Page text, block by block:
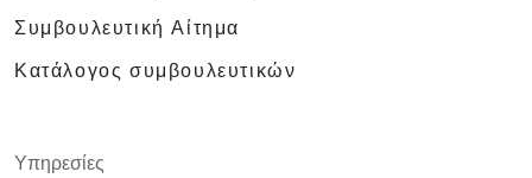
Συμβουλευτική Αίτημα
Κατάλογος συμβουλευτικών
Υπηρεσίες